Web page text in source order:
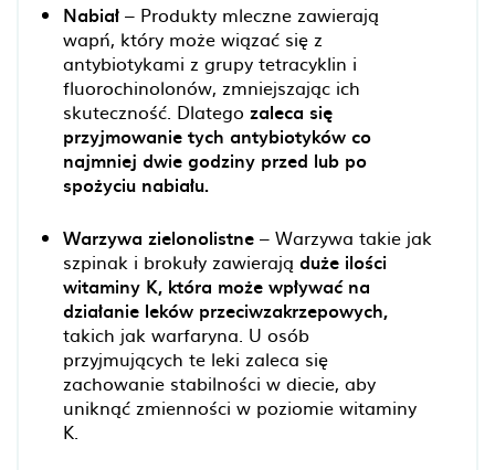
Nabiał – Produkty mleczne zawierają
wapń, który może wiązać się z
antybiotykami z grupy tetracyklin i
fluorochinolonów, zmniejszając ich
skuteczność. Dlatego zaleca się
przyjmowanie tych antybiotyków co
najmniej dwie godziny przed lub po
spożyciu nabiału.
Warzywa zielonolistne – Warzywa takie jak
szpinak i brokuły zawierają duże ilości
witaminy K, która może wpływać na
działanie leków przeciwzakrzepowych,
takich jak warfaryna. U osób
przyjmujących te leki zaleca się
zachowanie stabilności w diecie, aby
uniknąć zmienności w poziomie witaminy
K.